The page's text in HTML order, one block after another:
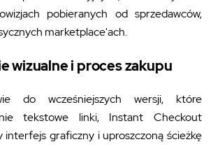
pobieranych od sprzedawców,
marketplace'ach.
wizualne i proces zakupu
do wcześniejszych wersji, które
tekstowe linki, Instant Checkout
interfejs graficzny i uproszczoną ścieżkę